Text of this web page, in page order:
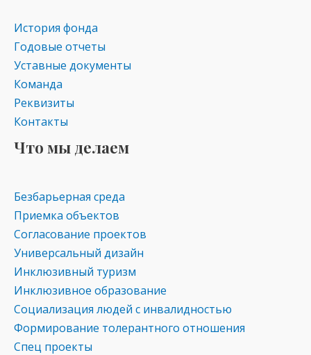
История фонда
Годовые отчеты
Уставные документы
Команда
Реквизиты
Контакты
Что мы делаем
Безбарьерная среда
Приемка объектов
Согласование проектов
Универсальный дизайн
Инклюзивный туризм
Инклюзивное образование
Социализация людей с инвалидностью
Формирование толерантного отношения
Спец проекты